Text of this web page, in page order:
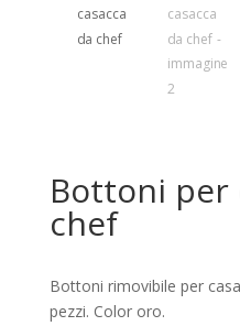
Bottoni per
chef
Bottoni rimovibile per
pezzi. Color oro.